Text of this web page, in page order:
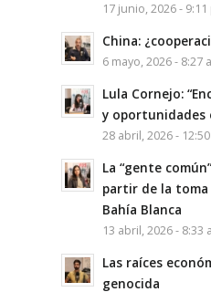
17 junio, 2026 - 9:11
China:
6 mayo, 2026 - 8:27
Lula Cornejo:
y oportunidades
28 abril, 2026 -
La “gente
partir de la toma
Bahía Blanca
13 abril, 2026 - 8:33
Las raíces
genocida